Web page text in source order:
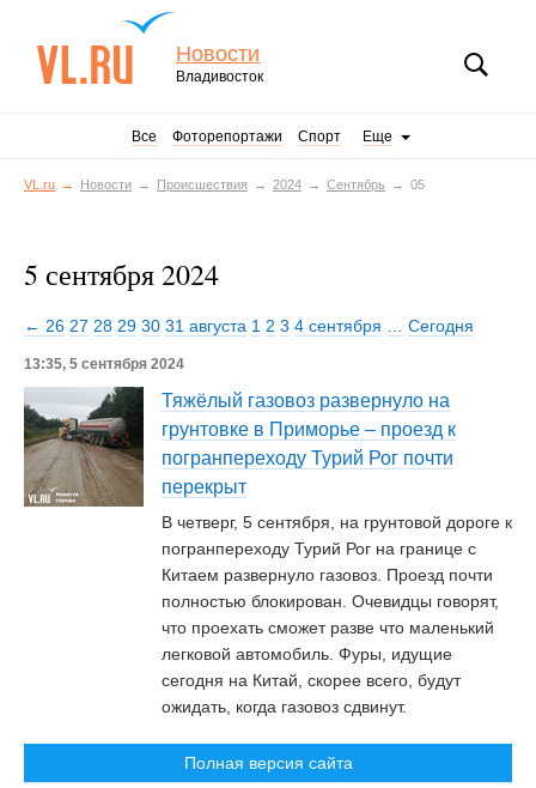
Новости
Владивосток
Все Фоторепортажи Спорт Еще
VL.ru Новости Происшествия 2024 Сентябрь 05
5 сентября 2024
← 26 27 28 29 30 31 августа 1 2 3 4 сентября Сегодня
13:35, 5 сентября 2024
Тяжёлый газовоз развернуло на
грунтовке в Приморье – проезд к
погранпереходу Турий Рог почти
перекрыт
В четверг, 5 сентября, на грунтовой дороге к
погранпереходу Турий Рог на границе с
Китаем развернуло газовоз. Проезд почти
полностью блокирован. Очевидцы говорят,
что проехать сможет разве что маленький
легковой автомобиль. Фуры, идущие
сегодня на Китай, скорее всего, будут
ожидать, когда газовоз сдвинут.
Полная версия сайта